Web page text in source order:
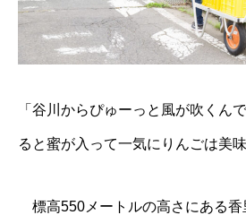
「谷川からぴゅーっと風が吹くん
ると蜜が入って一気にりんごは美
標高550メートルの高さにある香